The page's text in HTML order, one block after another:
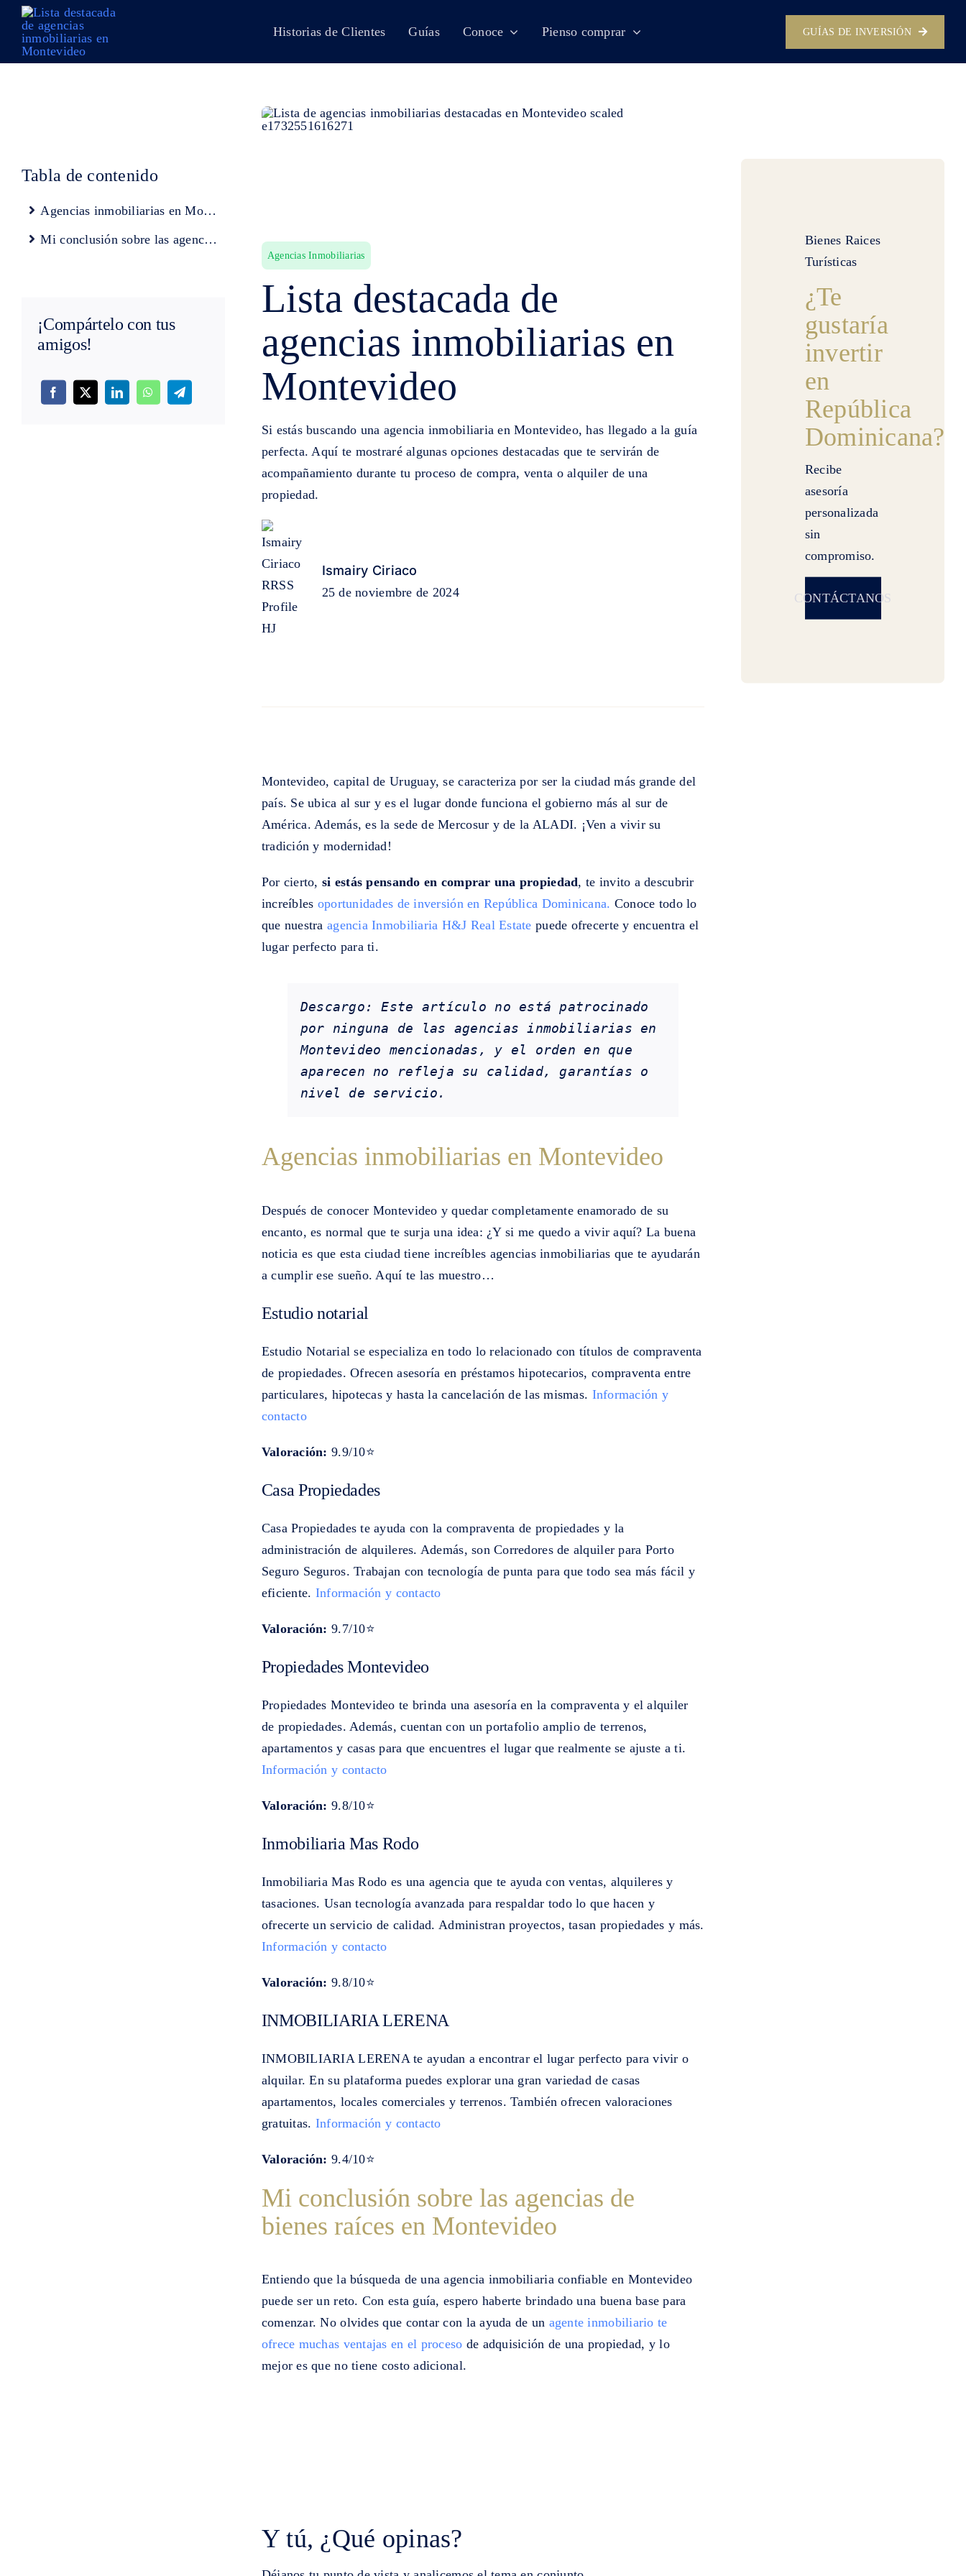
Skip
content
Historias de Clientes Guías Conoce Pienso comprar GUÍAS DE INVERSIÓN
Tabla de contenido
Agencias inmobiliarias en Montevideo
Mi conclusión sobre las agencias de bienes raíces en Montevideo
¡Compártelo con tus
amigos!
Agencias Inmobiliarias
Lista destacada de
agencias inmobiliarias en
Montevideo
Si estás buscando una agencia inmobiliaria en Montevideo, has llegado a la guía
perfecta. Aquí te mostraré algunas opciones destacadas que te servirán de
acompañamiento durante tu proceso de compra, venta o alquiler de una
propiedad.
Ismairy Ciriaco
25 de noviembre de 2024
Montevideo, capital de Uruguay, se caracteriza por ser la ciudad más grande del
país. Se ubica al sur y es el lugar donde funciona el gobierno más al sur de
América. Además, es la sede de Mercosur y de la ALADI. ¡Ven a vivir su
tradición y modernidad!
Por cierto,si estás pensando en comprar una propiedad, te invito a descubrir
increíbles oportunidades de inversión en República Dominicana. Conoce todo lo
que nuestraagencia Inmobiliaria H&J Real Estate puede ofrecerte y encuentra el
lugar perfecto para ti.
Descargo: Este artículo no está patrocinado
por ninguna de las agencias inmobiliarias en
Montevideo mencionadas, y el orden en que
aparecen no refleja su calidad, garantías o
nivel de servicio.
Agencias inmobiliarias en Montevideo
Después de conocer Montevideo y quedar completamente enamorado de su
encanto, es normal que te surja una idea: ¿Y si me quedo a vivir aquí? La buena
noticia es que esta ciudad tiene increíbles agencias inmobiliarias que te ayudarán
a cumplir ese sueño. Aquí te las muestro…
Estudio notarial
Estudio Notarial se especializa en todo lo relacionado con títulos de compraventa
de propiedades. Ofrecen asesoría en préstamos hipotecarios, compraventa entre
particulares, hipotecas y hasta la cancelación de las mismas. Información y
contacto
Valoración:9.9/10⭐
Casa Propiedades
Casa Propiedades te ayuda con la compraventa de propiedades y la
administración de alquileres. Además, son Corredores de alquiler para Porto
Seguro Seguros. Trabajan con tecnología de punta para que todo sea más fácil y
eficiente. Información y contacto
Valoración: 9.7/10⭐
Propiedades Montevideo
Propiedades Montevideo te brinda una asesoría en la compraventa y el alquiler
de propiedades. Además, cuentan con un portafolio amplio de terrenos,
apartamentos y casas para que encuentres el lugar que realmente se ajuste a ti.
Información y contacto
Valoración: 9.8/10⭐
Inmobiliaria Mas Rodo
Inmobiliaria Mas Rodo es una agencia que te ayuda con ventas, alquileres y
tasaciones. Usan tecnología avanzada para respaldar todo lo que hacen y
ofrecerte un servicio de calidad. Administran proyectos, tasan propiedades y más.
Información y contacto
Valoración: 9.8/10⭐
INMOBILIARIA LERENA
INMOBILIARIA LERENA te ayudan a encontrar el lugar perfecto para vivir o
alquilar. En su plataforma puedes explorar una gran variedad de casas
apartamentos, locales comerciales y terrenos. También ofrecen valoraciones
gratuitas. Información y contacto
Valoración: 9.4/10⭐
Mi conclusión sobre las agencias de
bienes raíces en Montevideo
Entiendo que la búsqueda de una agencia inmobiliaria confiable en Montevideo
puede ser un reto. Con esta guía, espero haberte brindado una buena base para
comenzar. No olvides que contar con la ayuda de un agente inmobiliario te
ofrece muchas ventajas en el proceso de adquisición de una propiedad, y lo
mejor es que no tiene costo adicional.
Y tú, ¿Qué opinas?
Bienes Raices
Turísticas
¿Te
gustaría
invertir
en
República
Dominicana?
Recibe
asesoría
personalizada
sin
compromiso.
CONTÁCTANOS